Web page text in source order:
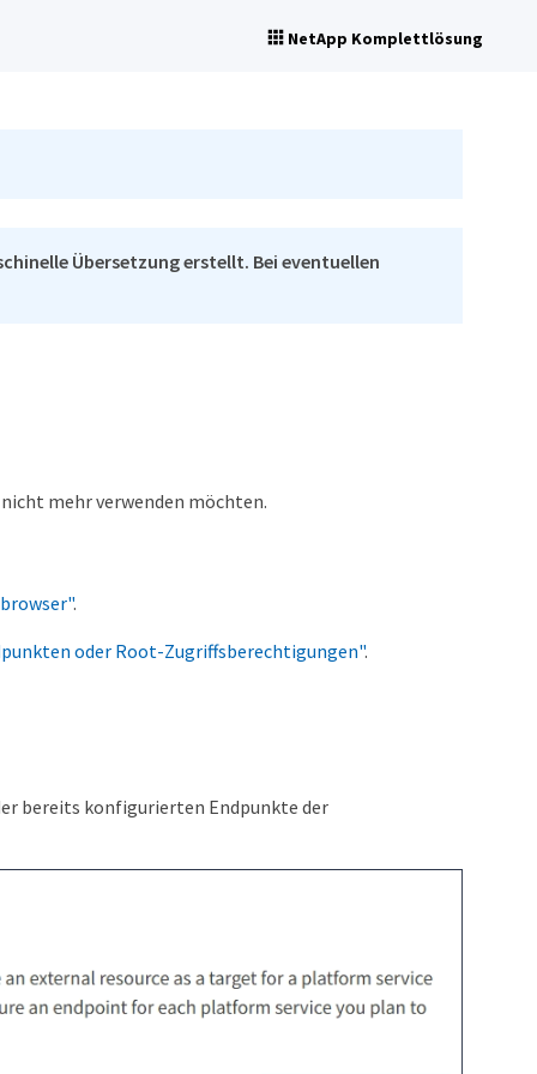
NetApp Komplettlösung
Übersetzung erstellt. Bei eventuellen
mehr verwenden möchten.
.
oder Root-Zugriffsberechtigungen".
bereits konfigurierten Endpunkte der